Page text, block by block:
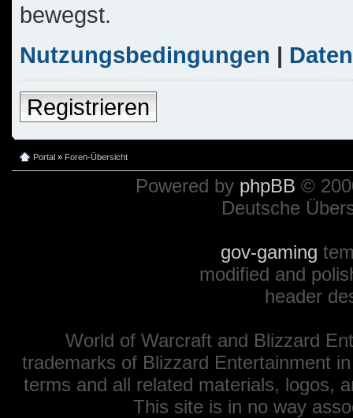
bewegst.
Nutzungsbedingungen |
Registrieren
Portal » Foren-Übersicht
Powered by phpBB ©
Deutsche
gov-gaming
modified and
header
World of Warcraft and Blizzard
trademarks of Blizzard Entertainment
terms and all related materials, logos,
This site is in no way